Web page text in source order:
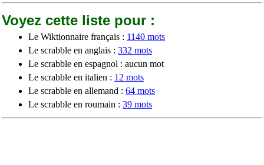
Voyez cette liste pour :
Le Wiktionnaire français : 1140 mots
Le scrabble en anglais : 332 mots
Le scrabble en espagnol : aucun mot
Le scrabble en italien : 12 mots
Le scrabble en allemand : 64 mots
Le scrabble en roumain : 39 mots